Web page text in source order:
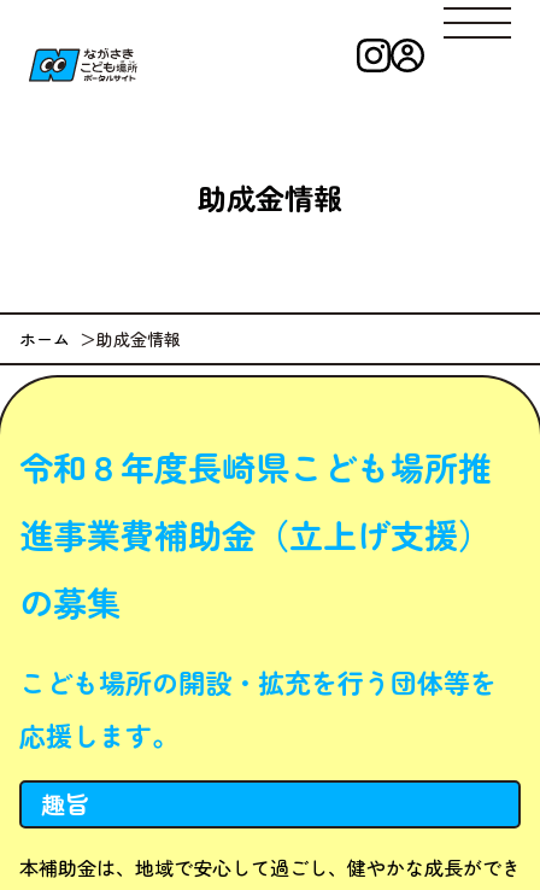
ながさきこども
助成金情報
ホーム 助成金情報
令和８年度長崎県こども場所推
進事業費補助金（立上げ支援）
の募集
こども場所の開設・拡充を行う団体等を
応援します。
趣旨
本補助金は、地域で安心して過ごし、健やかな成長ができ